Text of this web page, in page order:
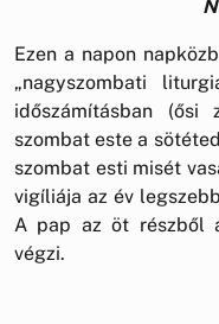
Ezen a napon
„nagyszombati
időszámításban (ősi
szombat este a
szombat esti misét
vigíliája az év
A pap az öt részből
végzi.